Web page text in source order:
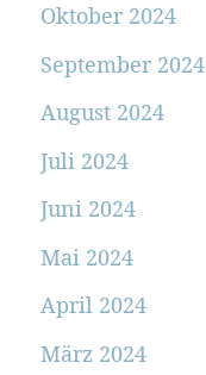
Oktober 2024
September 2024
August 2024
Juli 2024
Juni 2024
Mai 2024
April 2024
März 2024